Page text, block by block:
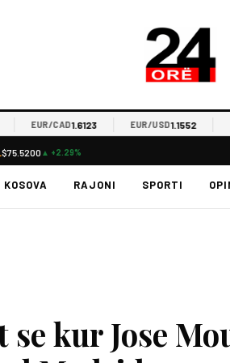
EUR/CAD1.6123 EUR/USD1.1552
$75.5200 ▲ +2.29%
KOSOVA RAJONI SPORTI
kur Jose